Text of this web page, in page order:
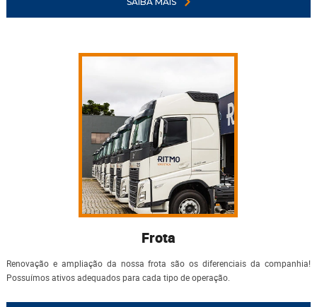
Frota
Renovação e ampliação da nossa frota são os diferenciais da companhia!
Possuímos ativos adequados para cada tipo de operação.